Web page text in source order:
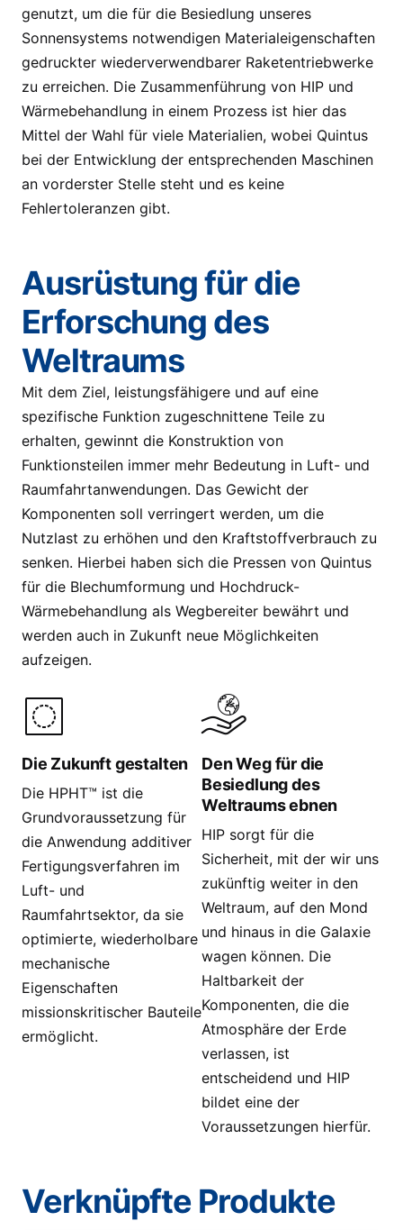
genutzt, um die für die Besiedlung unseres
Sonnensystems notwendigen Materialeigenschaften
gedruckter wiederverwendbarer Raketentriebwerke
zu erreichen. Die Zusammenführung von HIP und
Wärmebehandlung in einem Prozess ist hier das
Mittel der Wahl für viele Materialien, wobei Quintus
bei der Entwicklung der entsprechenden Maschinen
an vorderster Stelle steht und es keine
Fehlertoleranzen gibt.
Ausrüstung für die
Erforschung des
Weltraums
Mit dem Ziel, leistungsfähigere und auf eine
spezifische Funktion zugeschnittene Teile zu
erhalten, gewinnt die Konstruktion von
Funktionsteilen immer mehr Bedeutung in Luft- und
Raumfahrtanwendungen. Das Gewicht der
Komponenten soll verringert werden, um die
Nutzlast zu erhöhen und den Kraftstoffverbrauch zu
senken. Hierbei haben sich die Pressen von Quintus
für die Blechumformung und Hochdruck-
Wärmebehandlung als Wegbereiter bewährt und
werden auch in Zukunft neue Möglichkeiten
aufzeigen.
Die Zukunft gestalten
Die HPHT™ ist die
Grundvoraussetzung für
die Anwendung additiver
Fertigungsverfahren im
Luft- und
Raumfahrtsektor, da sie
optimierte, wiederholbare
mechanische
Eigenschaften
missionskritischer Bauteile
ermöglicht.
Den Weg für die
Besiedlung des
Weltraums ebnen
HIP sorgt für die
Sicherheit, mit der wir uns
zukünftig weiter in den
Weltraum, auf den Mond
und hinaus in die Galaxie
wagen können. Die
Haltbarkeit der
Komponenten, die die
Atmosphäre der Erde
verlassen, ist
entscheidend und HIP
bildet eine der
Voraussetzungen hierfür.
Verknüpfte Produkte